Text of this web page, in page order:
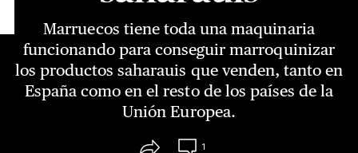
Marruecos tiene toda una maquinaria
funcionando para conseguir marroquinizar
los productos saharauis que venden, tanto en
España como en el resto de los países de la
Unión Europea.
1